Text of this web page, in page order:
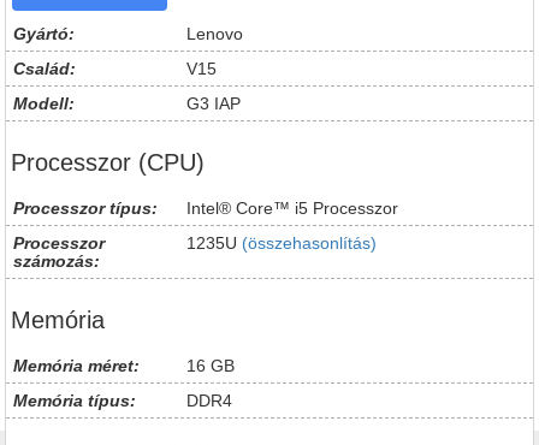
Gyártó:
Lenovo
Család:
V15
Modell:
G3 IAP
Processzor (CPU)
Processzor típus:
Intel® Core™ i5 Processzor
Processzor
számozás:
1235U (összehasonlítás)
Memória
Memória méret:
16 GB
Memória típus:
DDR4